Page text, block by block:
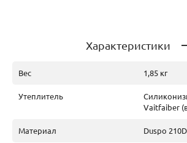
Характеристики
Вес 1,85 кг
Утеплитель
Vaitfaiber
Материал Duspo 210D